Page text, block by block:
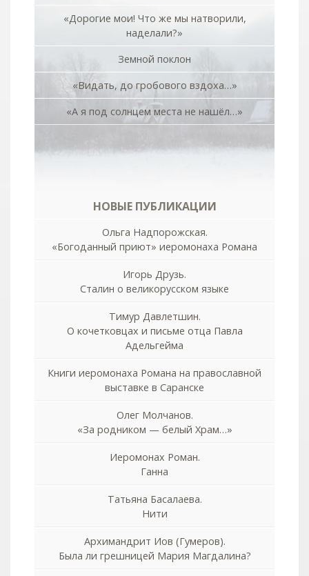
«Дорогие мои! Что же мы натворили,
наделали?»
Земной поклон
«Видать, до гробового вздоха…»
«А я под солнцем места не нашёл…»
НОВЫЕ ПУБЛИКАЦИИ
Ольга Надпорожская.
«Богоданный приют» иеромонаха Романа
Игорь Друзь.
Сталин о великорусском языке
Тимур Давлетшин.
О кочетковцах и письме отца Павла
Адельгейма
Книги иеромонаха Романа на православной
выставке в Саранске
Олег Молчанов.
«За родником — белый Храм…»
Иеромонах Роман.
Ганна
Татьяна Басалаева.
Нити
Архимандрит Иов (Гумеров).
Была ли грешницей Мария Магдалина?